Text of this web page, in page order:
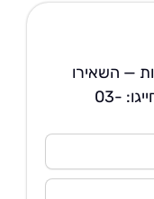
— השאירו
פרטים ונחזור אליכם בהקדם או חייגו: 03-